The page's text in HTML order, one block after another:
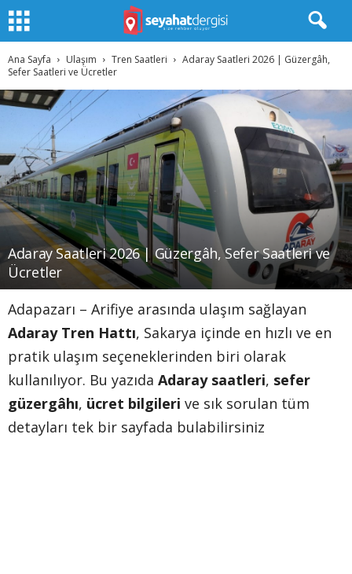
Ana Sayfa Ulaşım Tren Saatleri
Adaray Saatleri 2026 | Güzergâh,
Sefer Saatleri ve Ücretler
Adaray Saatleri 2026 | Güzergâh, Sefer Saatleri ve
Ücretler
Adapazarı – Arifiye arasında ulaşım sağlayan
Adaray Tren Hattı, Sakarya içinde en hızlı ve en
pratik ulaşım seçeneklerinden biri olarak
kullanılıyor. Bu yazıda Adaray saatleri, sefer
güzergâhı, ücret bilgileri ve sık sorulan tüm
detayları tek bir sayfada bulabilirsiniz